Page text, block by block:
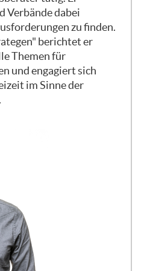
den Blick dafür
auf ein Ziel,
die, die mit
einer der
Ist das Ziel
erreichen?
Beispiel: Wir
über die Planung
So, jetzt
brauche ich denn
bei mir im
was auch immer
Verbände dabei
zu finden.
berichtet er
Themen für
und engagiert sich
im Sinne der